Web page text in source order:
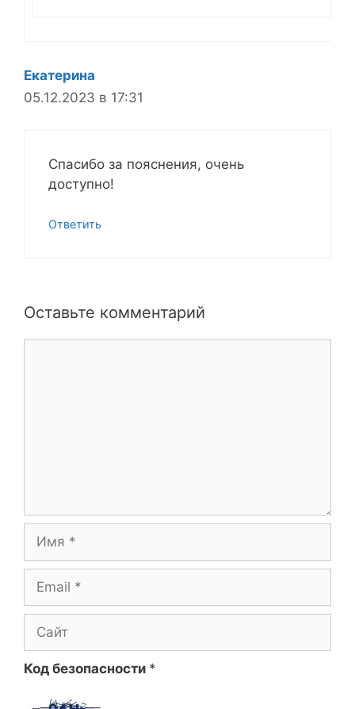
Екатерина
05.12.2023 в 17:31
Спасибо за пояснения, очень
доступно!
Ответить
Оставьте комментарий
Код безопасности *